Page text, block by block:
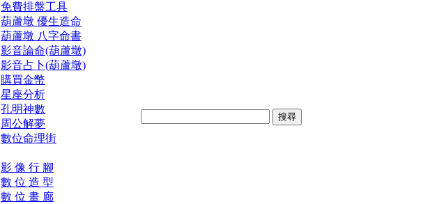
免費排盤工具
葫蘆墩 優生造命
葫蘆墩 八字命書
影音論命(葫蘆墩)
影音占卜(葫蘆墩)
購買金幣
星座分析
孔明神數
周公解夢
數位命理街
影 像 行 腳
數 位 造 型
數 位 畫 廊